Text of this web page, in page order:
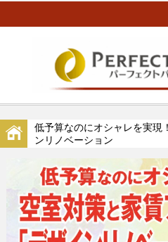
低予算なのにオシャレを実現
ンリノベーション